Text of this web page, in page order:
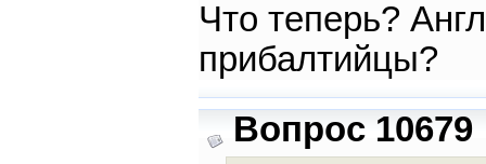
Что теперь?
прибалтийцы?
Вопрос 10679